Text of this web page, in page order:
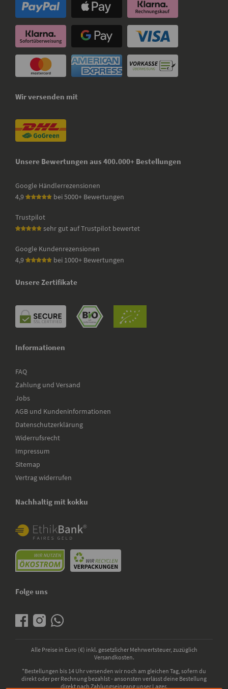
Wir versenden mit
Unsere Bewertungen aus 400.000+ Bestellungen
Google Händlerrezensionen
4,9
bei 5000+ Bewertungen
Trustpilot
sehr gut auf Trustpilot bewertet
Google Kundenrezensionen
4,9
bei 1000+ Bewertungen
Unsere Zertifikate
Informationen
FAQ
Zahlung und Versand
Jobs
AGB und Kundeninformationen
Datenschutzerklärung
Widerrufsrecht
Impressum
Sitemap
Vertrag widerrufen
Nachhaltig mit kokku
Folge uns
Alle Preise in Euro (€) inkl. gesetzlicher Mehrwertsteuer, zuzüglich
Versandkosten.
*Bestellungen bis 14 Uhr versenden wir noch am gleichen Tag, sofern du
direkt oder per Rechnung bezahlst - ansonsten verlässt deine Bestellung
direkt nach Zahlungseingang unser Lager.